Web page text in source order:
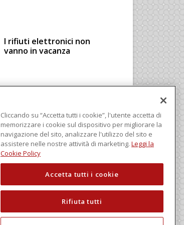
I rifiuti elettronici non
vanno in vacanza
Regolamento Macchine
2023/1230
Schneider Electric, una
piattaforma di intelligenza
Cliccando su “Accetta tutti i cookie”, l'utente accetta di
memorizzare i cookie sul dispositivo per migliorare la
navigazione del sito, analizzare l'utilizzo del sito e
assistere nelle nostre attività di marketing. Leggi la
Cookie Policy
Accetta tutti i cookie
Rifiuta tutti